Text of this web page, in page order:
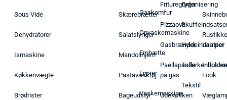
Sous Vide
Dehydratorer
Ismaskine
Køkkenvægte
Brødrister
Skærebrætter
Salatslynger
Mandolinjern
Pastaværktøj
Bageudstyr
Gaskomfur
Opvaskemaskine
Emhætte
Fryser
Vaskemaskine
Frituregryder
Pizzaovn
Gasbrænder
Paellapande
på gas
Udekøkken
Organisering
Hyldeindsatser
Tekstil
Rustikke
Lamper
Look